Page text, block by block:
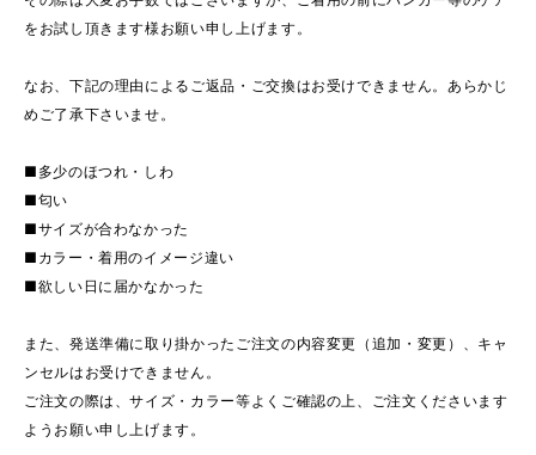
をお試し頂きます様お願い申し上げます。
なお、下記の理由によるご返品・ご交換はお受けできません。あらかじ
めご了承下さいませ。
■多少のほつれ・しわ
■匂い
■サイズが合わなかった
■カラー・着用のイメージ違い
■欲しい日に届かなかった
また、発送準備に取り掛かったご注文の内容変更（追加・変更）、キャ
ンセルはお受けできません。
ご注文の際は、サイズ・カラー等よくご確認の上、ご注文くださいます
ようお願い申し上げます。